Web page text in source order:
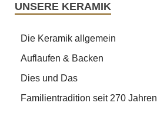
UNSERE KERAMIK
Die Keramik allgemein
Auflaufen & Backen
Dies und Das
Familientradition seit 270 Jahren